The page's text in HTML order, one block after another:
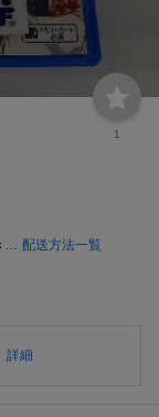
1
当社指定（郵便局留め可：購入手続き時にお客様にて受取郵便局の設定が必要です） 配送方法一覧
詳細